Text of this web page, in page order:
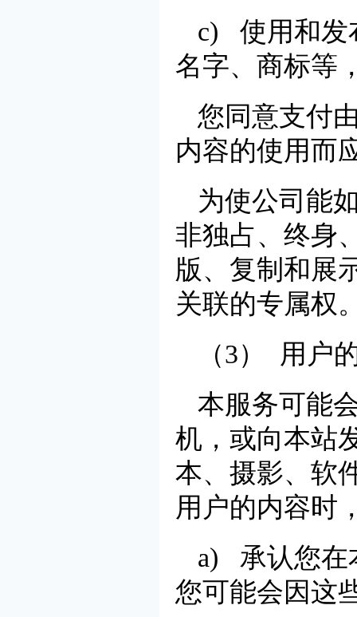
c) 使用和发
名字、商标等
您同意支付
内容的使用而
为使公司能
非独占、终身
版、复制和展
关联的专属权
（3） 用户
本服务可能
机，或向本站
本、摄影、软
用户的内容时
a) 承认您在
您可能会因这